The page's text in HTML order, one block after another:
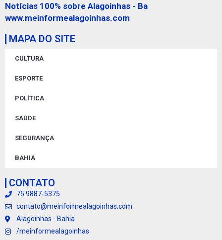
Notícias 100% sobre Alagoinhas - Ba
www.meinformealagoinhas.com
MAPA DO SITE
CULTURA
ESPORTE
POLÍTICA
SAÚDE
SEGURANÇA
BAHIA
CONTATO
75 9887-5375
contato@meinformealagoinhas.com
Alagoinhas - Bahia
/meinformealagoinhas